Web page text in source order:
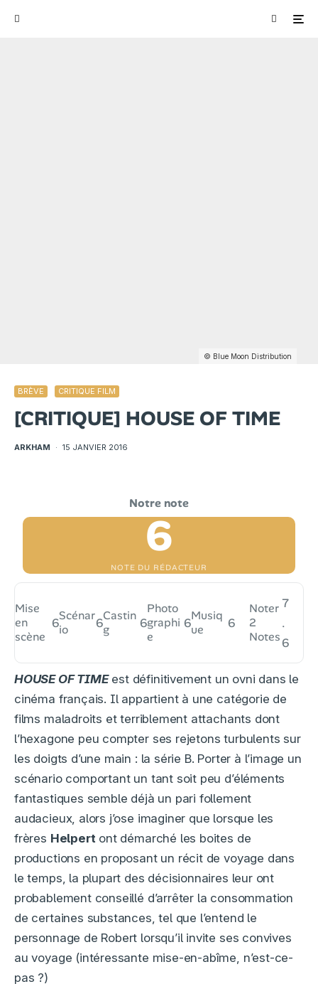
© Blue Moon Distribution
BRÈVE CRITIQUE FILM
[CRITIQUE] HOUSE OF TIME
ARKHAM · 15 JANVIER 2016
Mise
en
scène
6Scénar
io
6Castin
g
6
Photo
graphi
e
6Musiq
ue
6
Noter
2
Notes
7
.
6
6
NOTE DU RÉDACTEUR
HOUSE OF TIMEest définitivement un ovni dans le
cinéma français. Il appartient à une catégorie de
films maladroits et terriblement attachants dont
l’hexagone peu compter ses rejetons turbulents sur
les doigts d’une main : la série B. Porter à l’image un
scénario comportant un tant soit peu d’éléments
fantastiques semble déjà un pari follement
audacieux, alors j’ose imaginer que lorsque les
frères Helpertont démarché les boites de
productions en proposant un récit de voyage dans
le temps, la plupart des décisionnaires leur ont
probablement conseillé d’arrêter la consommation
de certaines substances, tel que l’entend le
personnage de Robert lorsqu’il invite ses convives
au voyage (intéressante mise-en-abîme, n’est-ce-
pas ?)